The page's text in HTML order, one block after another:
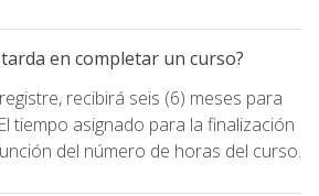
en completar un curso?
recibirá seis (6) meses para
tiempo asignado para la finalización
del número de horas del curso.